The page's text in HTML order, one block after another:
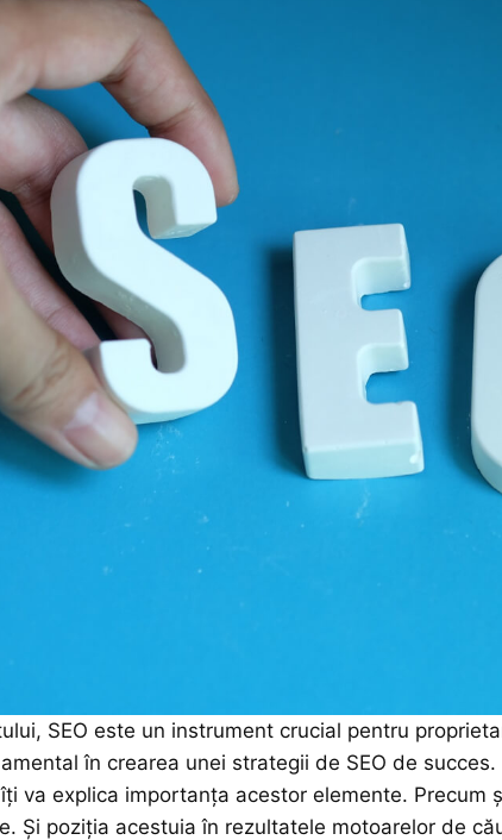
SEO este un instrument crucial pentru
în crearea unei strategii de SEO de
va explica importanța acestor elemente. Precum
Și poziția acestuia în rezultatele motoarelor de